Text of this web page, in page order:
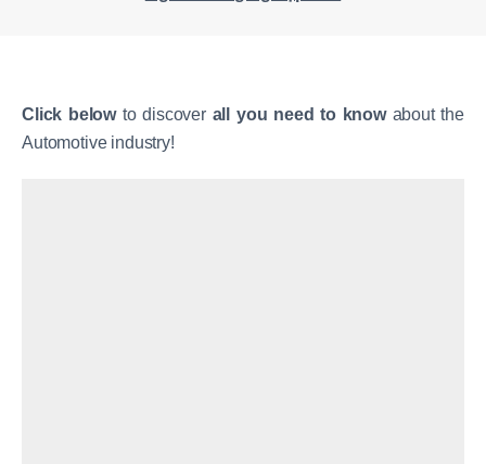
Click belowto discover all you need to knowabout the
Automotive industry!